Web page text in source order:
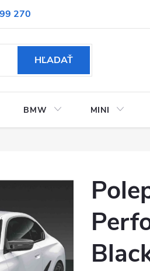
270 Moja
HĽADAŤ
BMW MINI